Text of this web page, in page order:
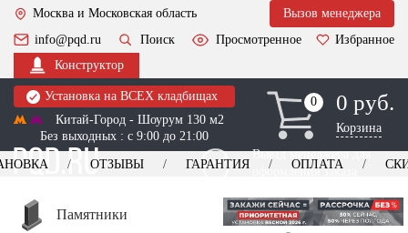
Москва и Московская область
Вызов менеджера
info@pqd.ru
Поиск Просмотренное
Избранное
Конструктор
Установка на ВСЕХ кладбищах
Китай-Город - Шоурум 130 м2
Без выходных : с 9:00 до 21:00
0
0 0 руб.
Корзина
Выезд менеджера для
оформления заказа
+7 (495) 518-44-23
ОТЗЫВЫ ГАРАНТИЯ ОПЛАТА
Памятники